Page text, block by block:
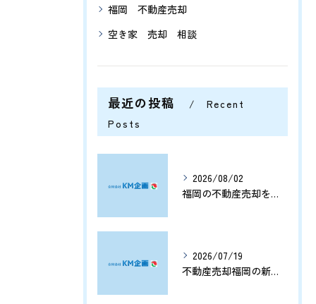
福岡 不動産売却
空き家 売却 相談
最近の投稿
Recent
Posts
2026/08/02
福岡の不動産売却を分析する将来価格推移と有利なタイミングの見極め方
2026/07/19
不動産売却福岡の新展開と資産価値を守る売却戦略まとめ